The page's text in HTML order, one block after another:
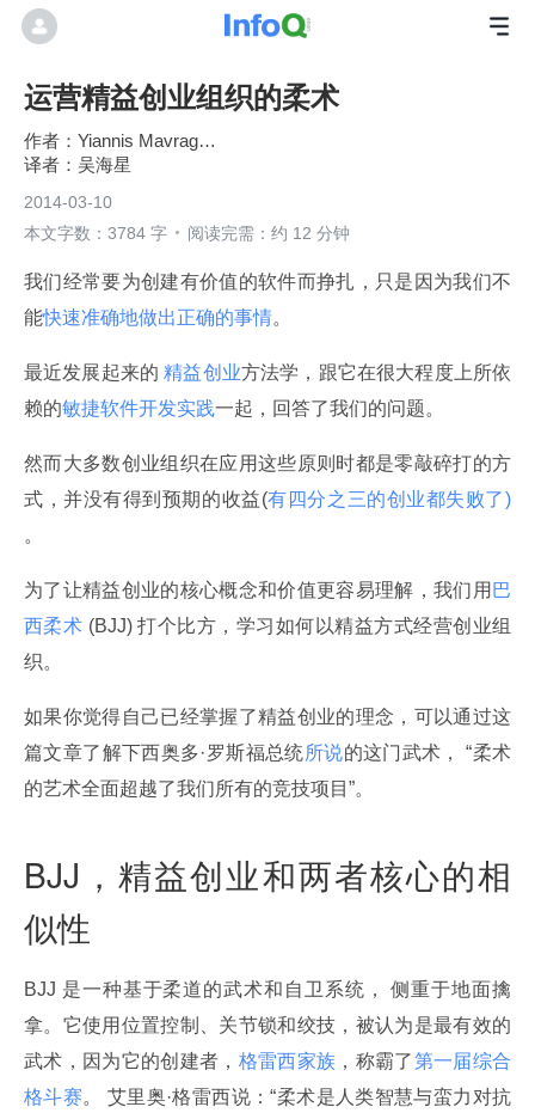
运营精益创业组织的柔术
Yiannis Mavraganis
吴海星
2014-03-10
本文字数：3784 字
阅读完需：约 12 分钟
我们经常要为创建有价值的软件而挣扎，只是因为我们不
能快速准确地做出正确的事情。
最近发展起来的 精益创业方法学，跟它在很大程度上所依
赖的敏捷软件开发实践一起，回答了我们的问题。
然而大多数创业组织在应用这些原则时都是零敲碎打的方
式，并没有得到预期的收益(
。
为了让精益创业的核心概念和价值更容易理解，我们用 巴
西柔术 (BJJ) 打个比方，学习如何以精益方式经营创业组
织。
如果你觉得自己已经掌握了精益创业的理念，可以通过这
篇文章了解下西奥多·罗斯福总统所说的这门武术， “柔术
的艺术全面超越了我们所有的竞技项目”。
BJJ，精益创业和两者核心的相
似性
BJJ 是一种基于柔道的武术和自卫系统， 侧重于地面擒
拿。它使用位置控制、关节锁和绞技，被认为是最有效的
武术，因为它的创建者， 格雷西家族 ，称霸了第一届综合
格斗赛。 艾里奥·格雷西说：“柔术是人类智慧与蛮力对抗